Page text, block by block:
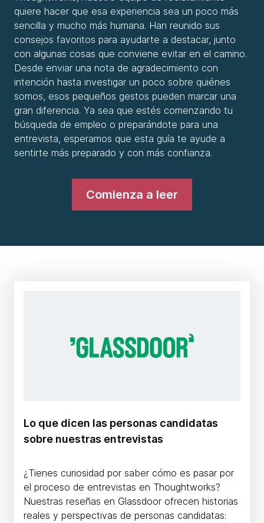
quiere hacer que esa experiencia sea un poco más
sencilla y mucho más humana. Han reunido sus
consejos favoritos para ayudarte a destacar, junto
con algunas cosas que conviene evitar en el camino.
Desde enviar una nota de agradecimiento con
intención hasta investigar un poco sobre quiénes
somos, esos pequeños gestos pueden marcar una
gran diferencia. Ya sea que estés comenzando tu
búsqueda de empleo o preparándote para una
entrevista, esperamos que esta guía te ayude a
sentirte más preparado y con más confianza.
Comienza a leer
Lo que dicen las personas candidatas
sobre nuestras entrevistas
¿Tienes curiosidad por saber cómo es pasar por
el proceso de entrevistas en Thoughtworks?
Nuestras reseñas en Glassdoor ofrecen historias
reales y perspectivas de personas candidatas: